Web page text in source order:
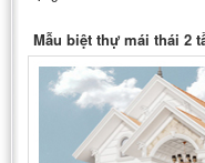
Mẫu biệt thự mái thái 2